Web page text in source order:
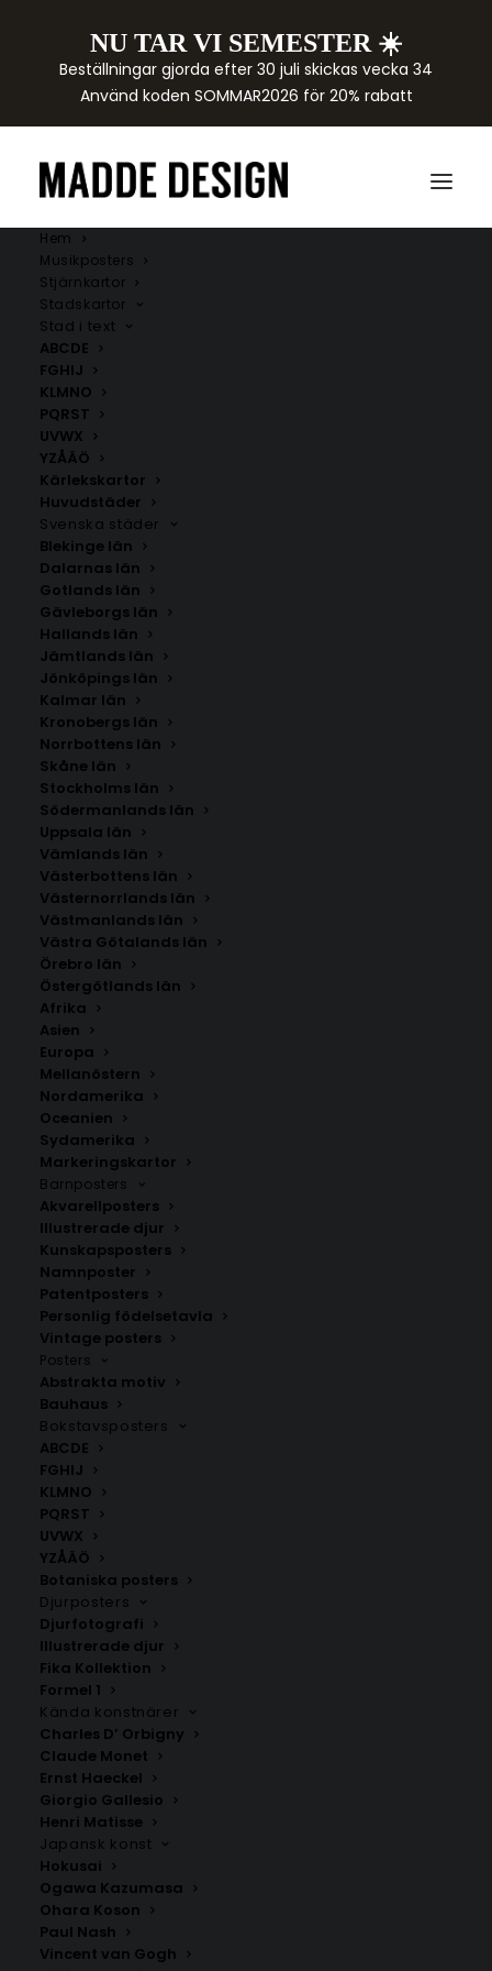
NU TAR VI SEMESTER ☀️
Beställningar gjorda efter 30 juli skickas vecka 34
Använd koden SOMMAR2026 för 20% rabatt
Hem
Musikposters
Stjärnkartor
Stadskartor
Stad i text
ABCDE
FGHIJ
KLMNO
PQRST
UVWX
YZÅÄÖ
Kärlekskartor
Huvudstäder
Svenska städer
Blekinge län
Dalarnas län
Gotlands län
Gävleborgs län
Hallands län
Jämtlands län
Jönköpings län
Kalmar län
Kronobergs län
Norrbottens län
Skåne län
Stockholms län
Södermanlands län
Uppsala län
Vämlands län
Västerbottens län
Västernorrlands län
Västmanlands län
Västra Götalands län
Örebro län
Östergötlands län
Afrika
Asien
Europa
Mellanöstern
Nordamerika
Oceanien
Sydamerika
Markeringskartor
Barnposters
Akvarellposters
Illustrerade djur
Kunskapsposters
Namnposter
Patentposters
Personlig födelsetavla
Vintage posters
Posters
Abstrakta motiv
Bauhaus
Bokstavsposters
ABCDE
FGHIJ
KLMNO
PQRST
UVWX
YZÅÄÖ
Botaniska posters
Djurposters
Djurfotografi
Illustrerade djur
Fika Kollektion
Formel 1
Kända konstnärer
Charles D’ Orbigny
Claude Monet
Ernst Haeckel
Giorgio Gallesio
Henri Matisse
Japansk konst
Hokusai
Ogawa Kazumasa
Ohara Koson
Paul Nash
Vincent van Gogh
Sardinien
Storlek
350.00kr
Handritad karta över Sardinien i
Välj mellan fyra olika storlekar: 50×70 cm, 40×50 cm,
30×40 cm och 21×30 cm.
Italien
ANDRA KÖPTE ÄVEN
Pretoro
Fr. 200.00